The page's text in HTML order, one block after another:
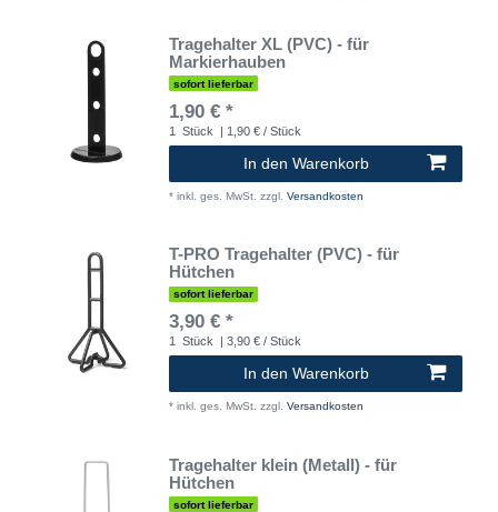
Tragehalter XL (PVC) - für
Markierhauben
sofort lieferbar
1,90 € *
1 Stück | 1,90 € / Stück
In den Warenkorb
* inkl. ges. MwSt. zzgl. Versandkosten
T-PRO Tragehalter (PVC) - für
Hütchen
sofort lieferbar
3,90 € *
1 Stück | 3,90 € / Stück
In den Warenkorb
* inkl. ges. MwSt. zzgl. Versandkosten
Tragehalter klein (Metall) - für
Hütchen
sofort lieferbar